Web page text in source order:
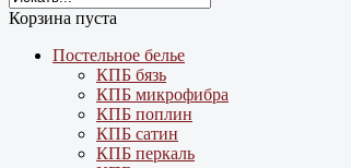
Корзина пуста
Постельное белье
КПБ бязь
КПБ микрофибра
КПБ поплин
КПБ сатин
КПБ перкаль